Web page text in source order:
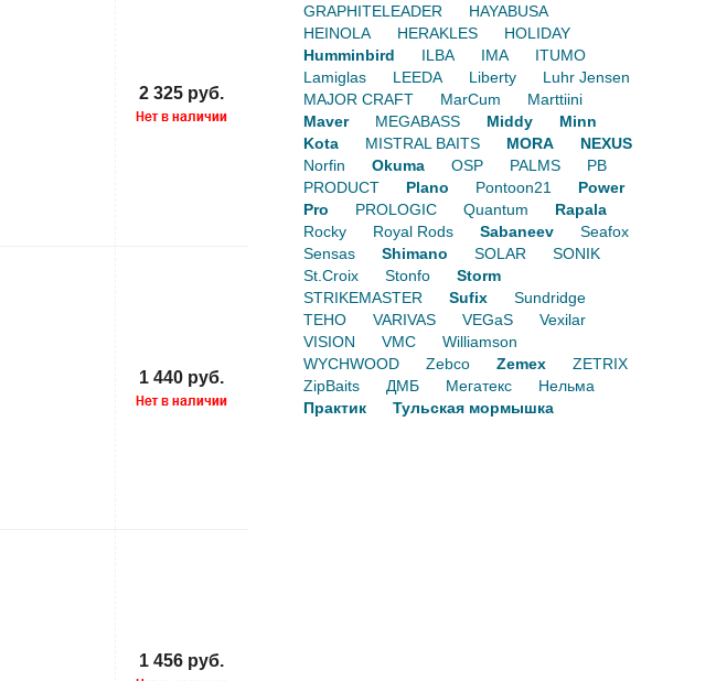
2 325 руб.
1 440 руб.
1 456 руб.
GRAPHITELEADER
HAYABUSA
HEINOLA
HERAKLES
HOLIDAY
Humminbird
ILBA IMA
ITUMO
Lamiglas
LEEDA Liberty
Luhr Jensen
MAJOR CRAFT
MarCum
Marttiini
Maver
MEGABASS Middy
Minn
Kota
MISTRAL BAITS MORA
NEXUS
Norfin
Okuma OSP PALMS
PB
PRODUCT
Plano Pontoon21
Power
Pro
PROLOGIC Quantum
Rapala
Rocky
Royal Rods Sabaneev
Seafox
Sensas
Shimano SOLAR
SONIK
St.Croix
Stonfo
Storm
STRIKEMASTER
Sufix
Sundridge
TEHO
VARIVAS VEGaS
Vexilar
VISION
VMC
Williamson
WYCHWOOD
Zebco Zemex
ZETRIX
ZipBaits
ДМБ Мегатекс
Нельма
Практик
Тульская мормышка